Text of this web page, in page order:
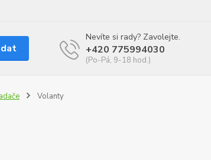
Nevíte si rady? Zavolejte.
+420 775994030
(Po-Pá, 9-18 hod.)
Volanty